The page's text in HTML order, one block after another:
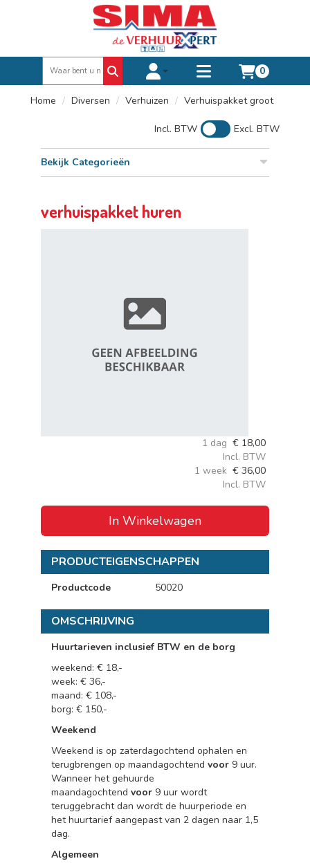
Toggle account dropdown
Toggle
menu
0
Home Diversen Verhuizen Verhuispakket groot
Incl. BTW Excl. BTW
Bekijk Categorieën
verhuispakket huren
1 dag € 18,00
Incl. BTW
1 week € 36,00
Incl. BTW
In Winkelwagen
PRODUCTEIGENSCHAPPEN
Productcode 50020
OMSCHRIJVING
Huurtarieven inclusief BTW en de borg
weekend: € 18,-
week: € 36,-
maand: € 108,-
borg: € 150,-
Weekend
Weekend is op zaterdagochtend ophalen en
terugbrengen op maandagochtend voor 9 uur.
Wanneer het gehuurde
maandagochtend voor 9 uur wordt
teruggebracht dan wordt de huurperiode en
het huurtarief aangepast van 2 dagen naar 1,5
dag.
Algemeen